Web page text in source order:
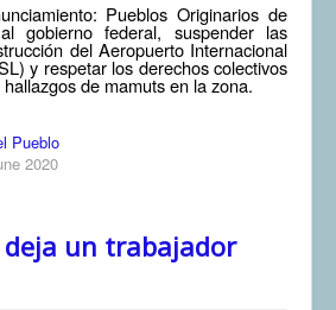
Pueblos Originarios de
gobierno federal, suspender las
del Aeropuerto Internacional
y respetar los derechos colectivos
de mamuts en la zona.
Pueblo
2020
deja un trabajador